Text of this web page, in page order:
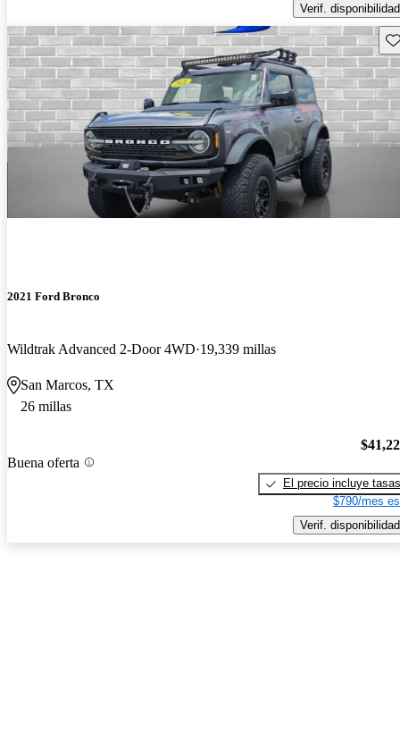
Verif. disponibilidad
2021 Ford Bronco
Wildtrak Advanced 2-Door 4WD 19,339 millas
San Marcos, TX
26 millas
Buena oferta
El precio incluye tasas
$790/mes
Verif. disponibilidad